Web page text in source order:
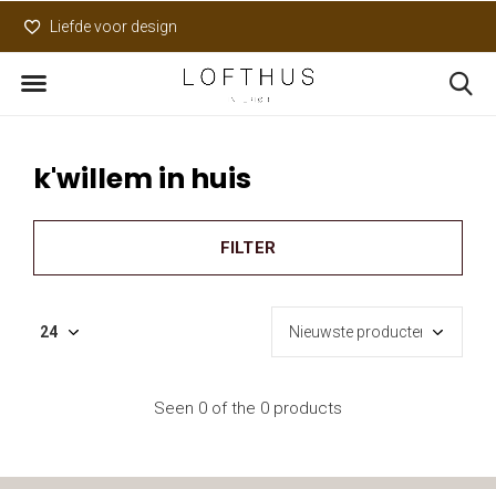
Liefde voor design
k'willem in huis
FILTER
Seen 0 of the 0 products